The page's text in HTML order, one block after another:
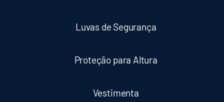
Luvas de Segurança
Proteção para Altura
Vestimenta